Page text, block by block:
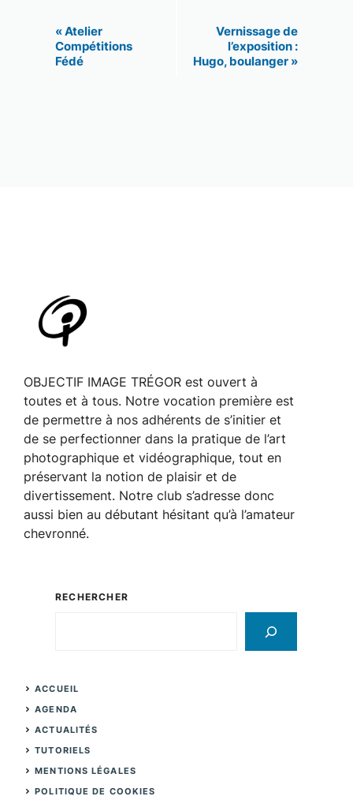
è
n
m
e
n
t
«Atelier
Compétitions
Fédé
Vernissage de
l’exposition :
Hugo, boulanger »
OBJECTIF IMAGE TRÉGOR est ouvert à
toutes et à tous. Notre vocation première est
de permettre à nos adhérents de s’initier et
de se perfectionner dans la pratique de l’art
photographique et vidéographique, tout en
préservant la notion de plaisir et de
divertissement. Notre club s’adresse donc
aussi bien au débutant hésitant qu’à l’amateur
chevronné.
RECHERCHER
ACCUEIL
AGENDA
ACTUALITÉS
TUTORIELS
MENTIONS LÉGALES
POLITIQUE DE COOKIES